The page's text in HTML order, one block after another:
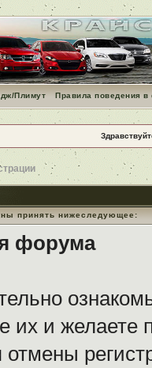
Плимут Правила поведения
принять нижеследующее:
форума
их и желаете
отмены